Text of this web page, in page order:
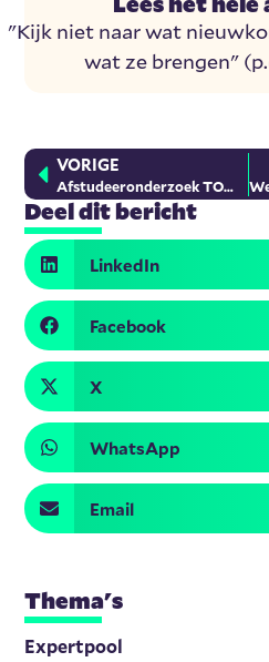
"Kijk niet naar wat
wat ze brengen"
VORIGE
Afstudeeronderzoek TOMaatjes project
Deel dit bericht
LinkedIn
Facebook
X
WhatsApp
Email
Thema's
Expertpool